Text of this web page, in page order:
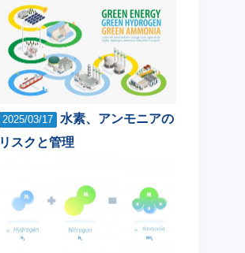
2025/03/17
水素、アンモニアの
リスクと管理